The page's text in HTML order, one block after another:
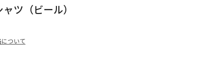
ツ（ビール）
ついて